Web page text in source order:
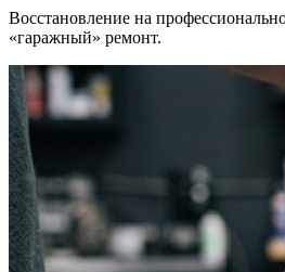
Восстановление на
«гаражный» ремонт.